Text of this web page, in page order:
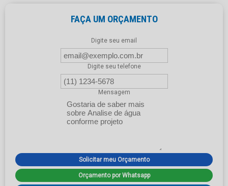
FAÇA UM ORÇAMENTO
Digite seu email
Digite seu telefone
Mensagem
Solicitar meu Orçamento
Orçamento por Whatsapp